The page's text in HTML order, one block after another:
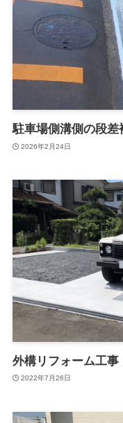
駐車場側溝側の段
2026年2月24日
外構リフォーム工事
2022年7月26日